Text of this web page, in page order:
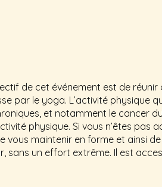
de cet événement est de réunir
par le yoga. L’activité physique
et notamment le cancer
physique. Si vous n’êtes pas
maintenir en forme et ainsi
sans un effort extrême. Il est